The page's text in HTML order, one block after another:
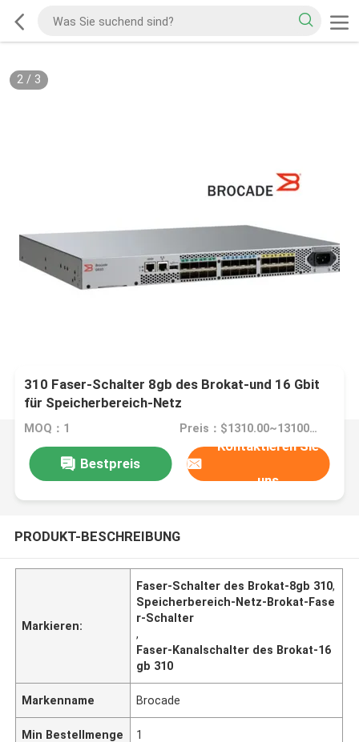
2/ 3
310 Faser-Schalter 8gb des Brokat-und 16 Gbit
für Speicherbereich-Netz
MOQ：1 Preis：$1310.00~13100.00 Negotiable
Bestpreis
Kontaktieren Sie
uns
PRODUKT-BESCHREIBUNG
Markieren:
Faser-Schalter des Brokat-8gb 310,
Speicherbereich-Netz-Brokat-Fase
r-Schalter
,
Faser-Kanalschalter des Brokat-16
gb 310
Markenname Brocade
Min Bestellmenge 1